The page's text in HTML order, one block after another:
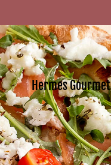
Hermes Gourmet